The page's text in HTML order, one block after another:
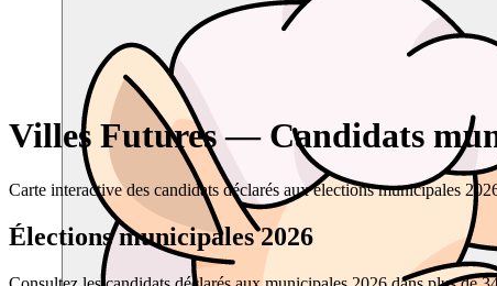
Villes Futures — Candidats
Carte interactive des candidats déclarés aux élections municipales
Élections municipales 2026